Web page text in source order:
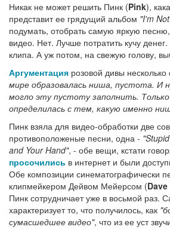
Никак не может решить Пинк (Pink),
представит ее грядущий альбом "I'm
подумать, отобрать самую яркую песню,
видео. Нет. Лучше потратить кучу
клипа. А уж потом, на свежую голову,
Аргументация розовой дивы несколько
мире образовалась ниша, пустота. И
могло эту пустоту заполнить.
определилась с тем, какую именно
Пинк взяла для видео-обработки две
противоположеные песни, одна -
and Your Hand", - обе вещи, кстати
просочились в интернет и были
Обе композиции синематографически
клипмейкером Дейвом Мейерсом (
Пинк сотрудничает уже в восьмой раз.
характеризует то, что получилось, как
сумасшедшее видео", что из ее уст